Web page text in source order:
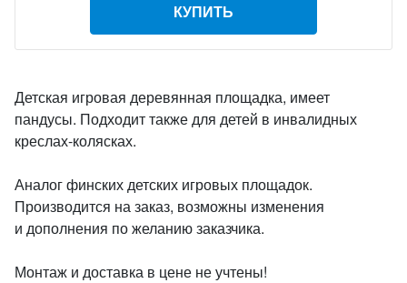
КУПИТЬ
Детская игровая деревянная площадка, имеет
пандусы. Подходит также для детей в инвалидных
креслах-колясках.
Аналог финских детских игровых площадок.
Производится на заказ, возможны изменения
и дополнения по желанию заказчика.
Монтаж и доставка в цене не учтены!